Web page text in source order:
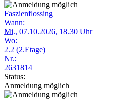
Faszienflossing
Wann:
Mi., 07.10.2026, 18.30 Uhr
Wo:
2.2 (2.Etage)
Nr.:
2631814
Status:
Anmeldung möglich